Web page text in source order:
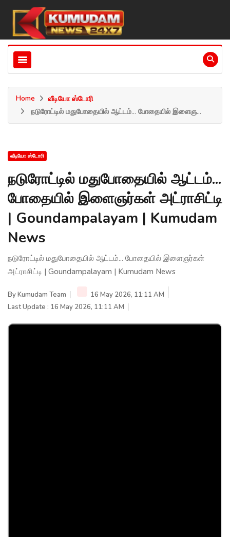
Home
வீடியோ ஸ்டோரி
நடுரோட்டில் மதுபோதையில் ஆட்டம்... போதையில் இளைஞ...
வீடியோ ஸ்டோரி
நடுரோட்டில் மதுபோதையில் ஆட்டம்...
போதையில் இளைஞர்கள் அட்ராசிட்டி
| Goundampalayam | Kumudam
News
நடுரோட்டில் மதுபோதையில் ஆட்டம்... போதையில் இளைஞர்கள்
அட்ராசிட்டி | Goundampalayam | Kumudam News
ByKumudam Team
16 May 2026, 11:11 AM
Last Update : 16 May 2026, 11:11 AM